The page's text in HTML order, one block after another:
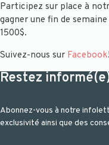
Participez sur place à
gagner une fin de
1500$.
Suivez-nous sur Facebook!
Restez
Abonnez-vous à notre
exclusivité ainsi que des